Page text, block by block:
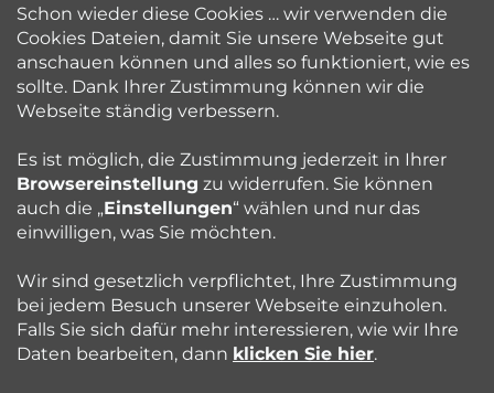
Schon wieder diese Cookies … wir verwenden die
Cookies Dateien, damit Sie unsere Webseite gut
anschauen können und alles so funktioniert, wie es
sollte. Dank Ihrer Zustimmung können wir die
Webseite ständig verbessern.
Es ist möglich, die Zustimmung jederzeit in Ihrer
Browsereinstellung zu widerrufen. Sie können
auch die „Einstellungen“ wählen und nur das
einwilligen, was Sie möchten.
Wir sind gesetzlich verpflichtet, Ihre Zustimmung
bei jedem Besuch unserer Webseite einzuholen.
Falls Sie sich dafür mehr interessieren, wie wir Ihre
Daten bearbeiten, dann klicken Sie hier.
eBamboolik
Kundenservice
Beratung
Blog
Folgen Sie uns: